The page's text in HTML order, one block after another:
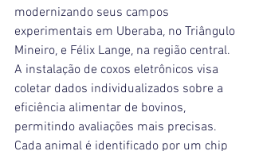
modernizando seus campos
experimentais em Uberaba, no Triângulo
Mineiro, e Félix Lange, na região central.
A instalação de coxos eletrônicos visa
coletar dados individualizados sobre a
eficiência alimentar de bovinos,
permitindo avaliações mais precisas.
Cada animal é identificado por um chip